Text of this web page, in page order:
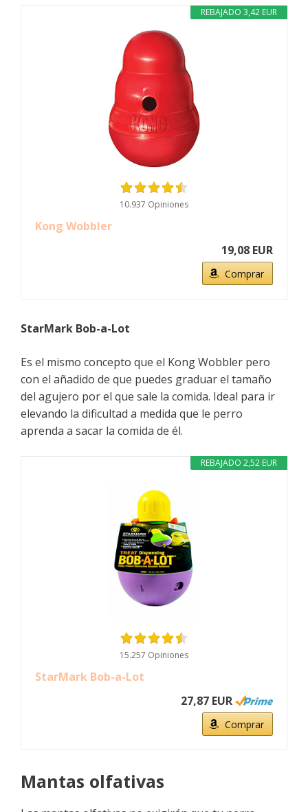
REBAJADO 3,42 EUR
10.937 Opiniones
Kong Wobbler
19,08 EUR
Comprar
StarMark Bob-a-Lot
Es el mismo concepto que el Kong Wobbler pero
con el añadido de que puedes graduar el tamaño
del agujero por el que sale la comida. Ideal para ir
elevando la dificultad a medida que le perro
aprenda a sacar la comida de él.
REBAJADO 2,52 EUR
15.257 Opiniones
StarMark Bob-a-Lot
27,87 EUR
Comprar
Mantas olfativas